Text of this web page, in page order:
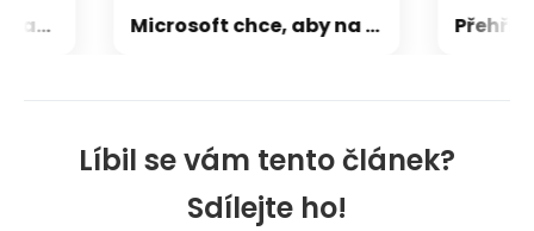
Líbil se vám tento článek?
Sdílejte ho!
CXMT odmítla požadavky Applu, nenechá si diktovat ceny Microsoft chce, aby na Xbox Helix běhaly všechny hry, které kdy vyšly pro Xbox